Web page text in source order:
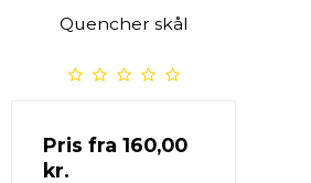
Quencher skål
Pris fra 160,00
kr.